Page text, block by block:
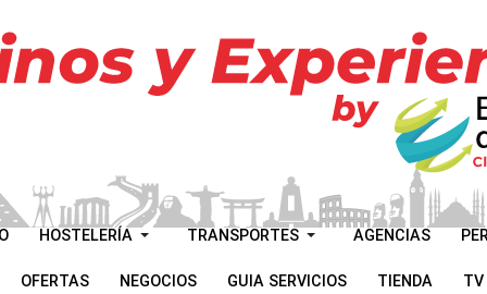
HOSTELERÍA TRANSPORTES AGENCIAS
OFERTAS NEGOCIOS GUIA SERVICIOS TIENDA TV